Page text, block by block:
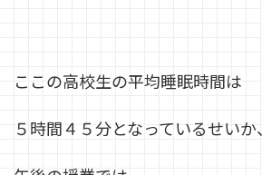
ここの高校生の平均睡眠時間は
５時間４５分となっているせいか、